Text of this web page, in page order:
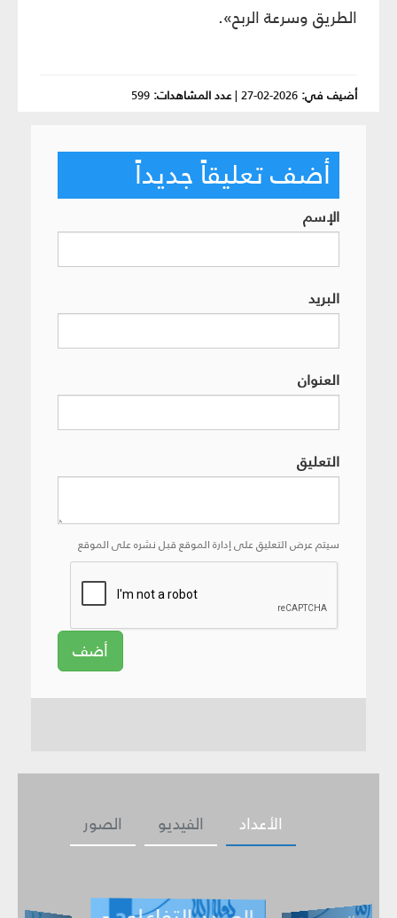
الطريق وسرعة الربح».
أضيف في: 2026-02-27
|عدد المشاهدات: 599
أضف تعليقاً جديداً
الإسم
البريد
العنوان
التعليق
سيتم عرض التعليق على إدارة الموقع قبل نشره على الموقع
أضف
الصور الفيديو الأعداد